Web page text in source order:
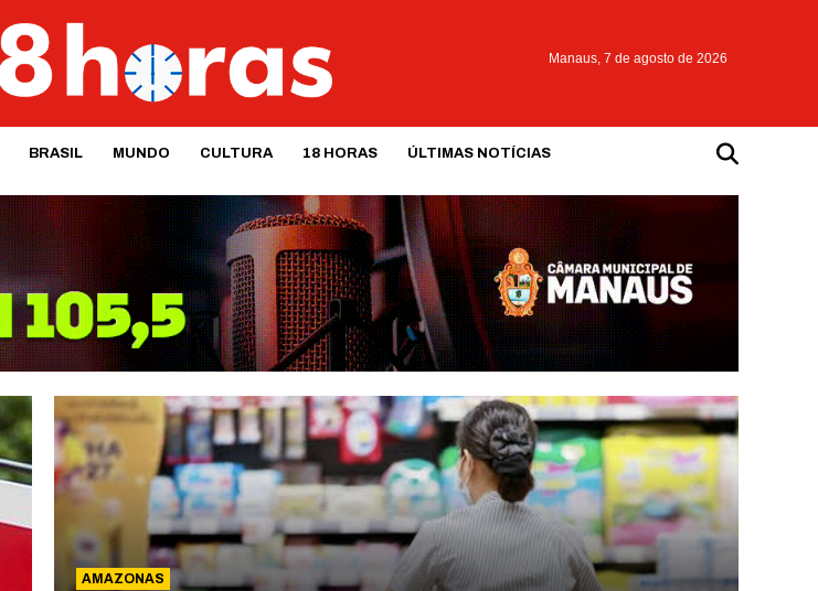
Manaus, 7 de agosto de 2026
BRASIL MUNDO CULTURA 18 HORAS ÚLTIMAS NOTÍCIAS
AMAZONAS